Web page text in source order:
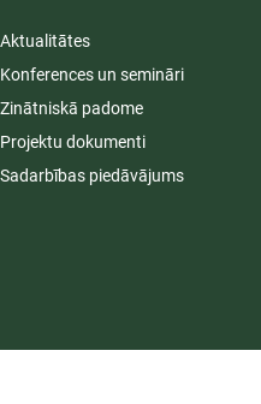
Aktualitātes
Konferences un semināri
Zinātniskā padome
Projektu dokumenti
Sadarbības piedāvājums